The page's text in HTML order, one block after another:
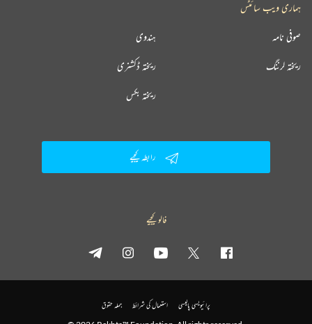
ہماری ویب سائٹس
ہندوی صوفی نامہ
ریختہ ڈکشنری ریختہ لرننگ
ریختہ بکس
رابطہ کیجیے
فالو کیجیے
پرائیویسی پالیسی استعمال کی شرائط جملہ حقوق